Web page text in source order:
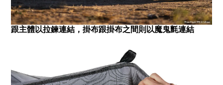
跟主體以拉鍊連結，掛布跟掛布之間則以魔鬼氈連結